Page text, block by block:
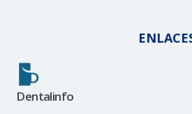
Dentalinfo